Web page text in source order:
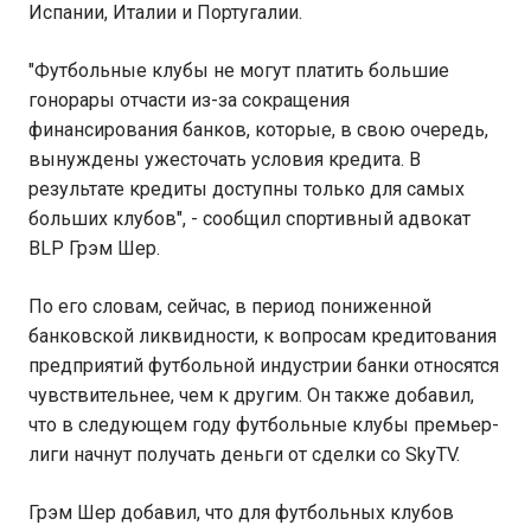
Испании, Италии и Португалии.
"Футбольные клубы не могут платить большие
гонорары отчасти из-за сокращения
финансирования банков, которые, в свою очередь,
вынуждены ужесточать условия кредита. В
результате кредиты доступны только для самых
больших клубов", - сообщил спортивный адвокат
BLP Грэм Шер.
По его словам, сейчас, в период пониженной
банковской ликвидности, к вопросам кредитования
предприятий футбольной индустрии банки относятся
чувствительнее, чем к другим. Он также добавил,
что в следующем году футбольные клубы премьер-
лиги начнут получать деньги от сделки со SkyTV.
Грэм Шер добавил, что для футбольных клубов